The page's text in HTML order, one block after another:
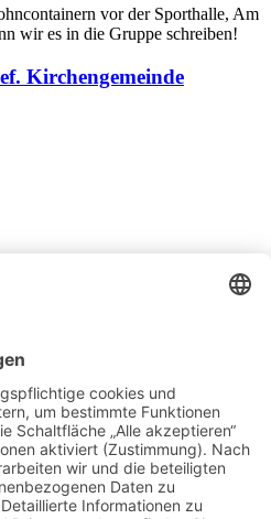
vor der Sporthalle, Am
wir es in die Gruppe schreiben!
Kirchengemeinde